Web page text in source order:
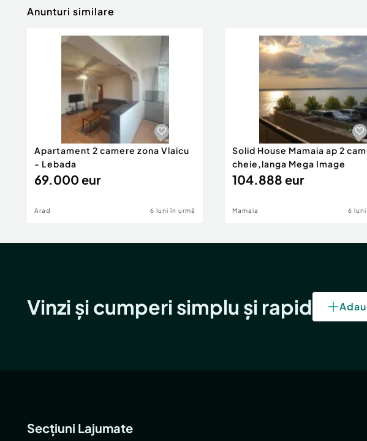
Anunturi similare
Apartament 2 camere zona Vlaicu
- Lebada
69.000 eur
Arad 6 luni în urmă
Solid House Mamaia ap 2
cheie,langa Mega Image
104.888 eur
Mamaia 6 luni
Vinzi și cumperi simplu și rapid
Secțiuni Lajumate